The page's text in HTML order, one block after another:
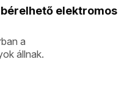
elektromos
a
állnak.